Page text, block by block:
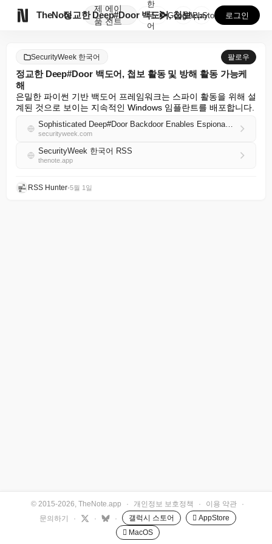
TheNote
제
품
에이
전트
정교한 Deep#Door 백도어, 첩보 활동 및 방해 ...
한
국
어
GooglePlay
AppStore 로그인
SecurityWeek 한국어 팔로우
정교한 Deep#Door 백도어, 첩보 활동 및 방해 활동 가능케
해
은밀한 파이썬 기반 백도어 프레임워크는 스파이 활동을 위해 설
계된 것으로 보이는 지속적인 Windows 임플란트를 배포합니다.
Sophisticated Deep#Door Backdoor Enables Espionage, Disruption
securityweek.com
SecurityWeek 한국어 RSS
thenote.app
RSS Hunter•5월 1일
© 2015-2026, TheNote.app · 개인정보 보호정책 · 이용 약관
·
문의하기
· · · 갤럭시 스토어
 AppStore
 MacOS